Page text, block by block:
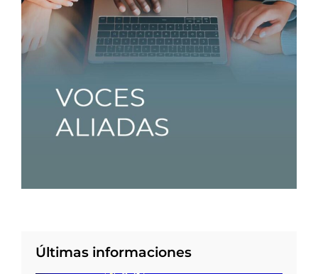
Últimas informaciones